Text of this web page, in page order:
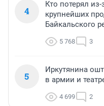
4
Кто потерял
крупнейших
Байкальского
5 768 3
5
Иркутянина
в армии и
4 699 2